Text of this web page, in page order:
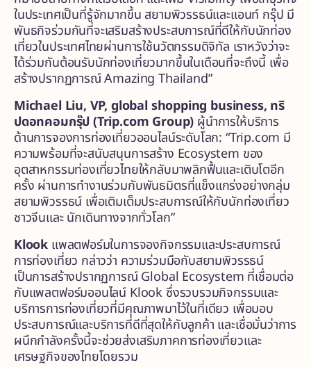
ในประเทศเป็นที่รู้จักมากขึ้น สยามพิวรรธน์และแอนท์ กรุ๊ป มี
พันธกิจร่วมกันที่จะเสริมสร้างประสบการณ์ที่ดีให้กับนักท่อง
เที่ยวในประเทศไทยผ่านการใช้นวัตกรรมดิจิทัล เราหวังว่าจะ
ได้ร่วมกันต้อนรับนักท่องเที่ยวมากขึ้นในเดือนที่จะถึงนี้ เพื่อ
สร้างปรากฏการณ์ Amazing Thailand”
Michael Liu, VP, global shopping business, ทริ
ปดอทคอมกรุ๊ป (Trip.com Group) ผู้นำการให้บริการ
ด้านการจองการท่องเที่ยวออนไลน์ระดับโลก: “Trip.com มี
ความพร้อมที่จะสนับสนุนการสร้าง Ecosystem ของ
อุตสาหกรรมท่องเที่ยวไทยให้กลับมาพลิกฟื้นและเติบโตอีก
ครั้ง ผ่านการทำงานร่วมกับพันธมิตรที่แข็งแกร่งอย่างกลุ่ม
สยามพิวรรธน์ เพื่อเติมเต็มประสบการณ์ให้กับนักท่องเที่ยว
ชาวจีนและ นักเดินทางจากทั่วโลก”
Klook แพลตฟอร์มในการจองกิจกรรมและประสบการณ์
การท่องเที่ยว กล่าวว่า ความร่วมมือกับสยามพิวรรธน์
เป็นการสร้างปรากฏการณ์ Global Ecosystem ที่เชื่อมต่อ
กับแพลตฟอร์มออนไลน์ Klook ซึ่งรวบรวมกิจกรรมและ
บริการการท่องเที่ยวที่มีคุณภาพมาไว้ในที่เดียว เพื่อมอบ
ประสบการณ์และบริการที่ดีที่สุดให้กับลูกค้า และเชื่อมั่นว่าการ
ผนึกกำลังครั้งนี้จะช่วยส่งเสริมภาคการท่องเที่ยวและ
เศรษฐกิจของไทยโดยรวม